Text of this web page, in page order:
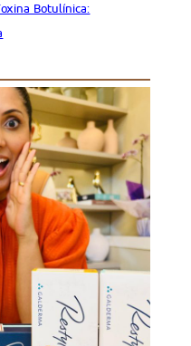
Botulínica: